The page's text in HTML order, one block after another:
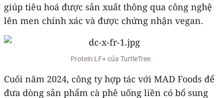
giúp tiêu hoá được sản xuất thông qua công nghệ
lên men chính xác và được chứng nhận vegan.
Protein LF+ của TurtleTree
Cuối năm 2024, công ty hợp tác với MAD Foods để
đưa dòng sản phẩm cà phê uống liền có bổ sung